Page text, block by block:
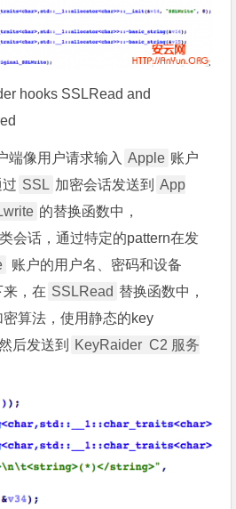
hooks SSLRead and
端像用户请求输入 Apple 账户
SSL 加密会话发送到
App
的替换函数中，
会话，通过特定的pattern在发
账户的用户名、密码和设备
来，在 SSLRead 替换函数中，
算法，使用静态的key
后发送到
KeyRaider C2 服务